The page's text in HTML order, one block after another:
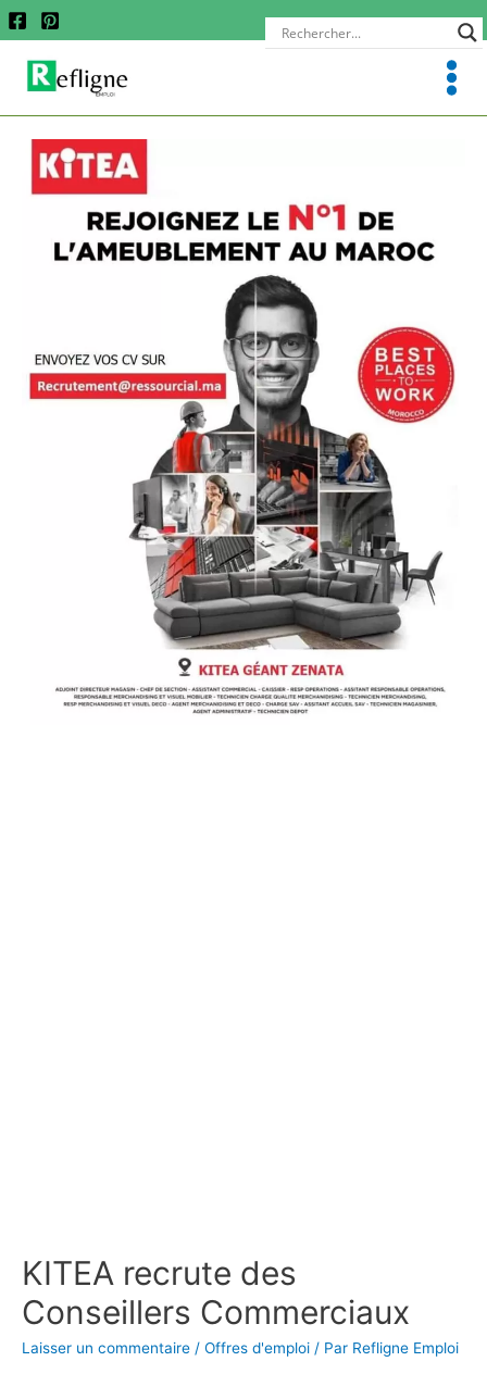
KITEA recrute des
Conseillers Commerciaux
Laisser un commentaire / Offres d'emploi / Par Refligne Emploi